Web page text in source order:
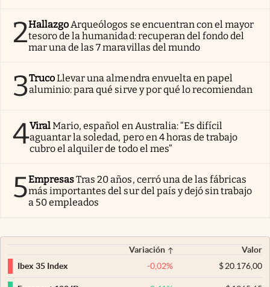
2Hallazgo Arqueólogos se encuentran con el mayor
tesoro de la humanidad: recuperan del fondo del
mar una de las 7 maravillas del mundo
3TrucoLlevar una almendra envuelta en papel
aluminio: para qué sirve y por qué lo recomiendan
4ViralMario, español en Australia: “Es difícil
aguantar la soledad, pero en 4 horas de trabajo
cubro el alquiler de todo el mes”
5EmpresasTras 20 años, cerró una de las fábricas
más importantes del sur del país y dejó sin trabajo
a 50 empleados
Variación
Valor
Ibex 35 Index
-0,02% $20.176,00